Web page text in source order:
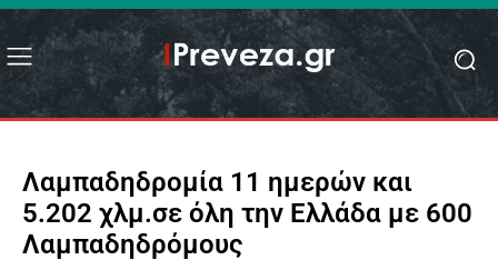
Λαμπαδηδρομία 11 ημερών και
5.202 χλμ.σε όλη την Ελλάδα με 600
Λαμπαδηδρόμους